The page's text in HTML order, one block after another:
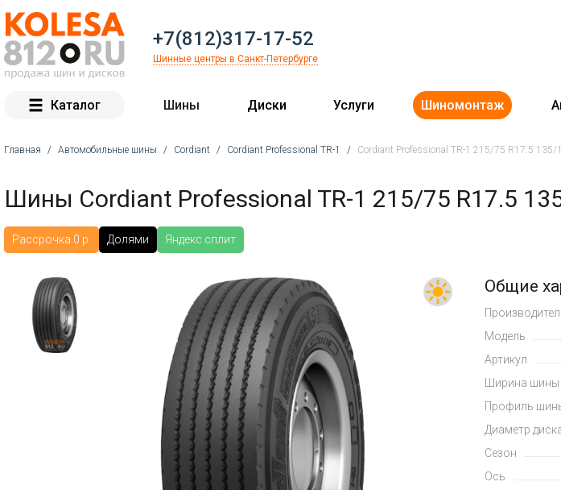
+7(812)317-17-52
Шинные центры в Санкт-Петербурге
Каталог Шины Диски Услуги Шиномонтаж
Главная / Автомобильные шины / Cordiant / Cordiant Professional TR-1 / Cordiant Professional TR-1 215/75 R17.5 135/
Шины Cordiant Professional TR-1 215/75 R17.5
Рассрочка 0 р. Долями Яндекс.сплит
Общие
Модель
Артикул
Ширина шины
Профиль
Диаметр
Сезон
Ось